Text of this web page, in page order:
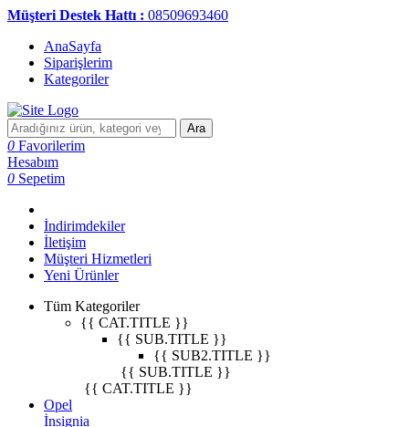
Müşteri Destek Hattı : 08509693460
AnaSayfa
Siparişlerim
Kategoriler
Ara
0 Favorilerim
Hesabım
0 Sepetim
İndirimdekiler
İletişim
Müşteri Hizmetleri
Yeni Ürünler
Tüm Kategoriler
{{ CAT.TITLE }}
{{ SUB.TITLE }}
{{ SUB2.TITLE }}
{{ SUB.TITLE }}
{{ CAT.TITLE }}
Opel
İnsignia